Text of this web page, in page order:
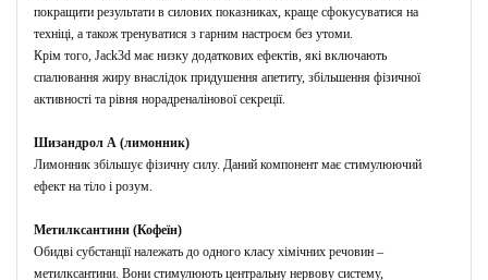
покращити результати в силових показниках, краще сфокусуватися на
техніці, а також тренуватися з гарним настроєм без утоми.
Крім того, Jack3d має низку додаткових ефектів, які включають
спалювання жиру внаслідок придушення апетиту, збільшення фізичної
активності та рівня норадреналінової секреції.
Шизандрол А (лимонник)
Лимонник збільшує фізичну силу. Даний компонент має стимулюючий
ефект на тіло і розум.
Метилксантини (Кофеїн)
Обидві субстанції належать до одного класу хімічних речовин –
метилксантини. Вони стимулюють центральну нервову систему,